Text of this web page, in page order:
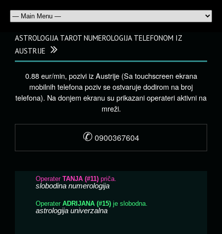
ASTROLOGIJA TAROT NUMEROLOGIJA TELEFONOM IZ
AUSTRIJE
0.88 eur/min, pozivi iz Austrije (Sa touchscreen ekrana
mobilnih telefona poziv se ostvaruje dodirom na broj
telefona). Na donjem ekranu su prikazani operateri aktivni na
mreži.
✆ 0900367604